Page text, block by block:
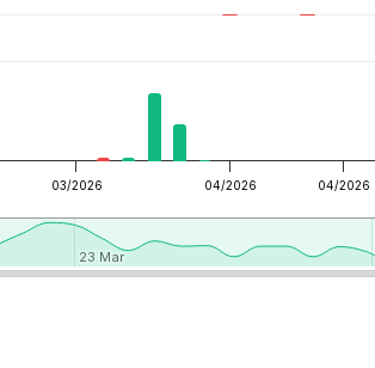
03/2026 04/2026 04/2026
23 Mar
23 Mar